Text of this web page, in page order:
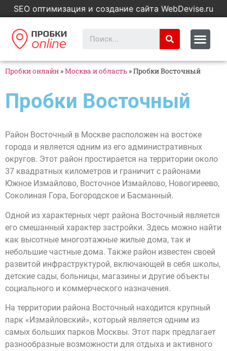
SEO оптимизация и создание сайта WebDevise.ru
Пробки онлайн »Москва и область »Пробки Восточный
Пробки Восточный
Район Восточный в Москве расположен на востоке
города и является одним из его административных
округов. Этот район простирается на территории около
37 квадратных километров и граничит с районами
Южное Измайлово, Восточное Измайлово, Новогиреево,
Соколиная Гора, Богородское и Басманный.
Одной из характерных черт района Восточный является
его смешанный характер застройки. Здесь можно найти
как высотные многоэтажные жилые дома, так и
небольшие частные дома. Также район известен своей
развитой инфраструктурой, включающей в себя школы,
детские сады, больницы, магазины и другие объекты
социального и коммерческого назначения.
На территории района Восточный находится крупный
парк «Измайловский», который является одним из
самых больших парков Москвы. Этот парк предлагает
разнообразные возможности для отдыха и активного